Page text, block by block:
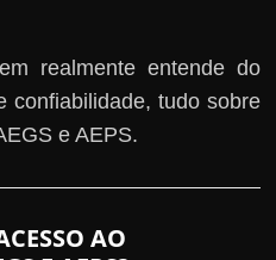
realmente entende do
confiabilidade, tudo sobre
e AEPS.
AO